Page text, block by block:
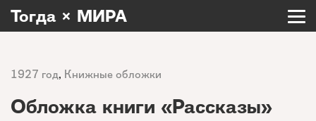
Тогда × МИРА
1927 год, Книжные обложки
Обложка книги «Рассказы»